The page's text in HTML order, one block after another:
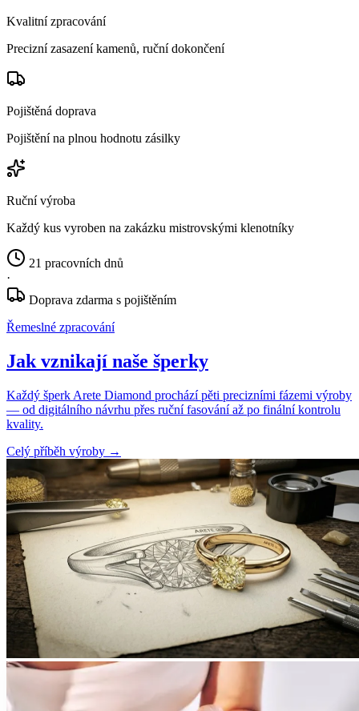
Kvalitní zpracování
Precizní zasazení kamenů, ruční dokončení
Pojištěná doprava
Pojištění na plnou hodnotu zásilky
Ruční výroba
Každý kus vyroben na zakázku mistrovskými klenotníky
21 pracovních dnů
·
Doprava zdarma s pojištěním
Řemeslné zpracování
Jak vznikají naše šperky
Každý šperk Arete Diamond prochází pěti precizními fázemi výroby
— od digitálního návrhu přes ruční fasování až po finální kontrolu
kvality.
Celý příběh výroby →